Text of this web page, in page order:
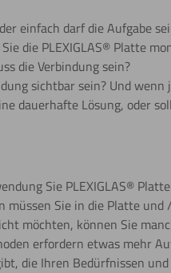
einfach darf die Aufgabe
die PLEXIGLAS® Platte
die Verbindung sein?
sichtbar sein? Und
dauerhafte Lösung, oder
Sie PLEXIGLAS®
müssen Sie in die Platte
möchten, können Sie
erfordern etwas mehr
die Ihren Bedürfnissen